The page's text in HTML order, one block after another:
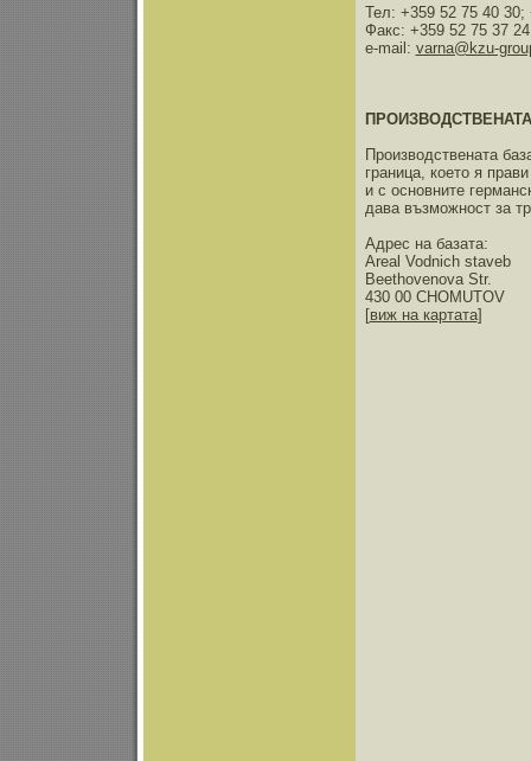
Тел: +359 52 75 40 30;
Факс: +359 52 75 37 24
e-mail: varna@kzu-
Производствената
граница, което я
и с основните
дава възможност за
Адрес на базата:
Areal Vodnich staveb
Beethovenova Str.
430 00 CHOMUTOV
[виж на картата]